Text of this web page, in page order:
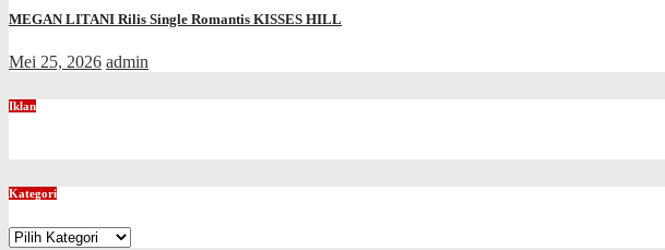
MEGAN LITANI Rilis Single Romantis KISSES HILL
Mei 25, 2026 admin
Iklan
Kategori
Kategori